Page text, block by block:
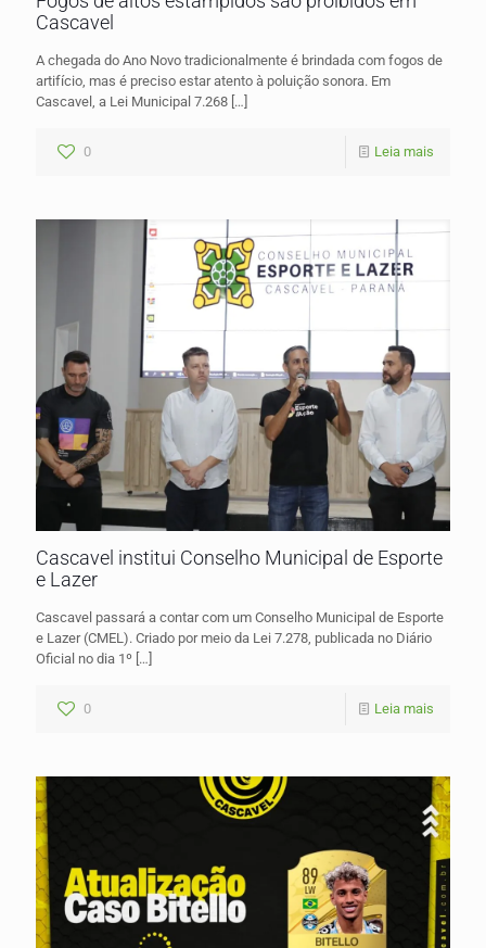
Cascavel
A chegada do Ano Novo tradicionalmente é brindada com fogos de
artifício, mas é preciso estar atento à poluição sonora. Em
Cascavel, a Lei Municipal 7.268 […]
0 Leia mais
Cascavel institui Conselho Municipal de Esporte
e Lazer
Cascavel passará a contar com um Conselho Municipal de Esporte
e Lazer (CMEL). Criado por meio da Lei 7.278, publicada no Diário
Oficial no dia 1º […]
0 Leia mais